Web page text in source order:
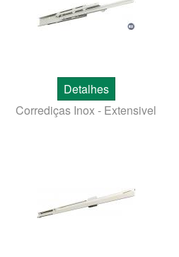
Detalhes
Corrediças Inox - Extensivel